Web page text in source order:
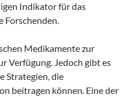
Indikator für das
Forschenden.
Medikamente zur
Verfügung. Jedoch gibt es
Strategien, die
beitragen können. Eine der